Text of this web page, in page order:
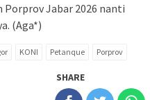
Jabar 2026 nanti
(Aga*)
KONI Petanque Porprov
SHARE